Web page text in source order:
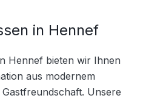
in Hennef
Hennef bieten wir Ihnen
aus modernem
Unsere